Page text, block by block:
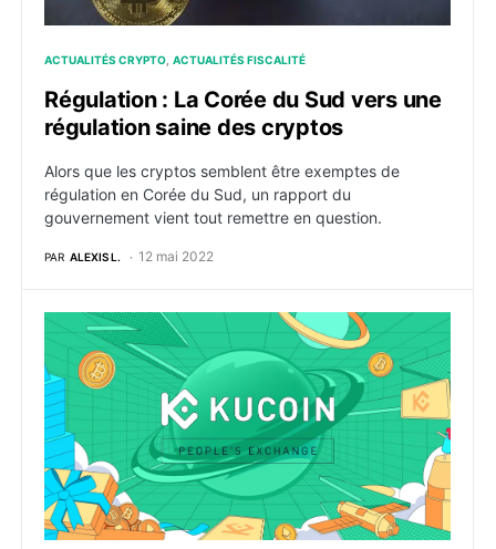
ACTUALITÉS CRYPTO ACTUALITÉS FISCALITÉ
Régulation : La Corée du Sud vers une
régulation saine des cryptos
Alors que les cryptos semblent être exemptes de
régulation en Corée du Sud, un rapport du
gouvernement vient tout remettre en question.
PAR ALEXIS L. 12 mai 2022
Crypto : KuCoin, $10 milliards de valorisation après